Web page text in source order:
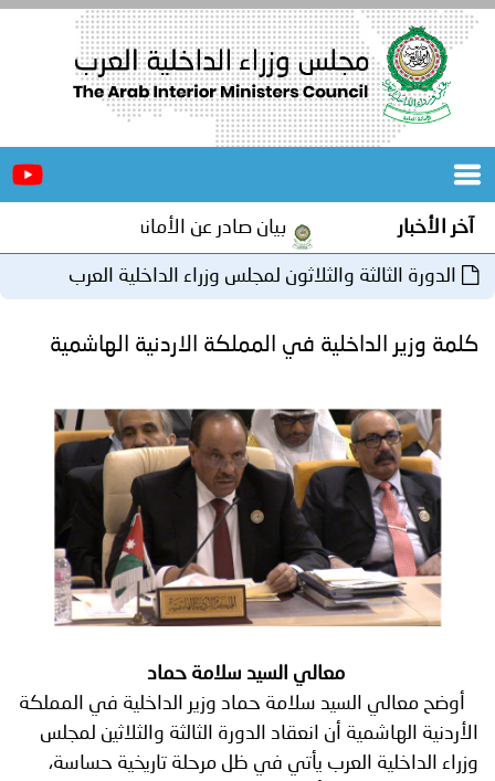
الرئيسية
المجلس
مؤتمرات
و
اجتماعات
جهود
و
إنجازات
برامج
توعوية
الخدمات
الإلكترونية
صور
وفيديو
مجلة
الأمانة
من
نحن
اتصل
آخر الأخبار بيان صادر عن الأمانة العامة لمجلس
الدورة الثالثة والثلاثون لمجلس وزراء الداخلية العرب
كلمة وزير الداخلية في المملكة الاردنية الهاشمية
معالي السيد سلامة حماد
أوضح معالي السيد سلامة حماد وزير الداخلية في المملكة
الأردنية الهاشمية أن انعقاد الدورة الثالثة والثلاثين لمجلس
وزراء الداخلية العرب يأتي في ظل مرحلة تاريخية حساسة،